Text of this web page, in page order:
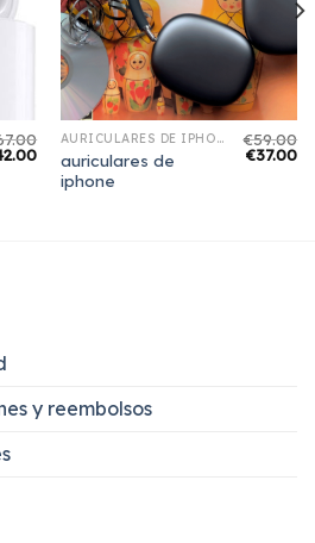
AURICULARES DE IPHONE
auriculares de
iphone
€59.00
€37.00
y reembolsos